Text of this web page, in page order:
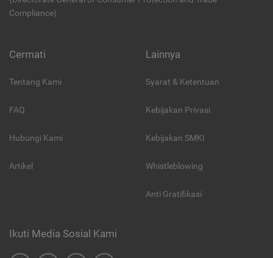
Compliance)
Cermati
Tentang Kami
FAQ
Hubungi Kami
Artikel
Lainnya
Syarat & Ketentuan
Kebijakan Privasi
Kebijakan SMKI
Whistleblowing
Anti Gratifikasi
Ikuti Media Sosial Kami